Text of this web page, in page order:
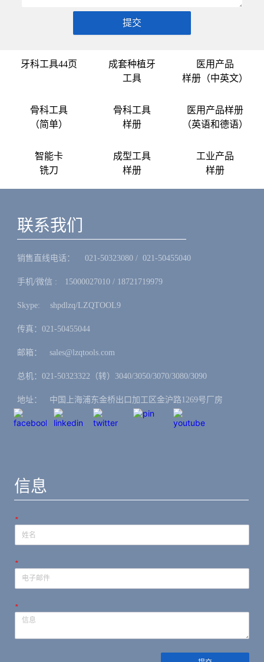
提交
牙科工具44页
成套种植牙
工具
医用产品
样册（中英文）
骨科工具
（简单）
骨科工具
样册
医用产品样册
（英语和德语）
智能卡
铣刀
成型工具
样册
工业产品
样册
联系我们
销售直线电话：ㅤ 021-50323080 / 021-50455040
手机/微信 :ㅤ15000027010 / 18721719979
Skype: ㅤshpdlzq/LZQTOOL9
传真：021-50455044
邮箱：ㅤsales@lzqtools.com
总机：021-50323322（转）3040/3050/3070/3080/3090
地址：ㅤ中国上海浦东金桥出口加工区金沪路1269号厂房
信息
*
*
*